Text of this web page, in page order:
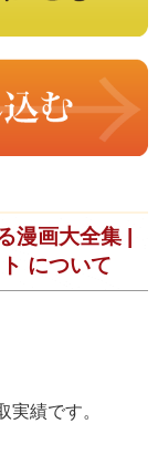
漫画大全集 |
について
績です。